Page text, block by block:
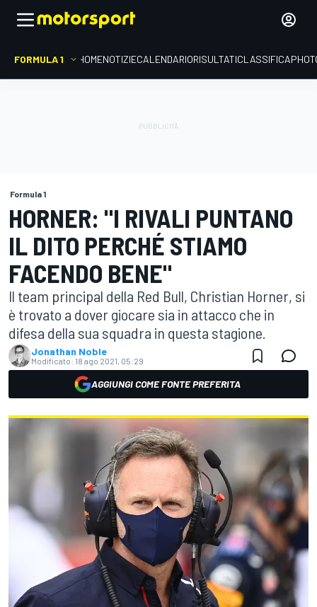
FORMULA 1 HOMENOTIZIECALENDARIORISULTATICLASSIFICA
Formula 1
HORNER: "I RIVALI PUNTANO
IL DITO PERCHÉ STIAMO
FACENDO BENE"
Il team principal della Red Bull, Christian Horner, si
è trovato a dover giocare sia in attacco che in
difesa della sua squadra in questa stagione.
Jonathan Noble
Modificato: 18 ago 2021, 05:29
AGGIUNGI COME FONTE PREFERITA